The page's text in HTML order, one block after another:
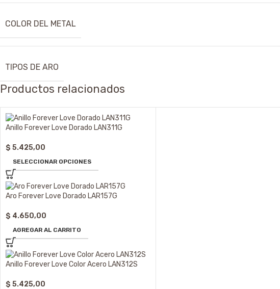
COLOR DEL METAL
TIPOS DE ARO
Productos relacionados
Anillo Forever Love Dorado LAN311G
$ 5.425,00
SELECCIONAR OPCIONES
Aro Forever Love Dorado LAR157G
$ 4.650,00
AGREGAR AL CARRITO
Anillo Forever Love Color Acero LAN312S
$ 5.425,00